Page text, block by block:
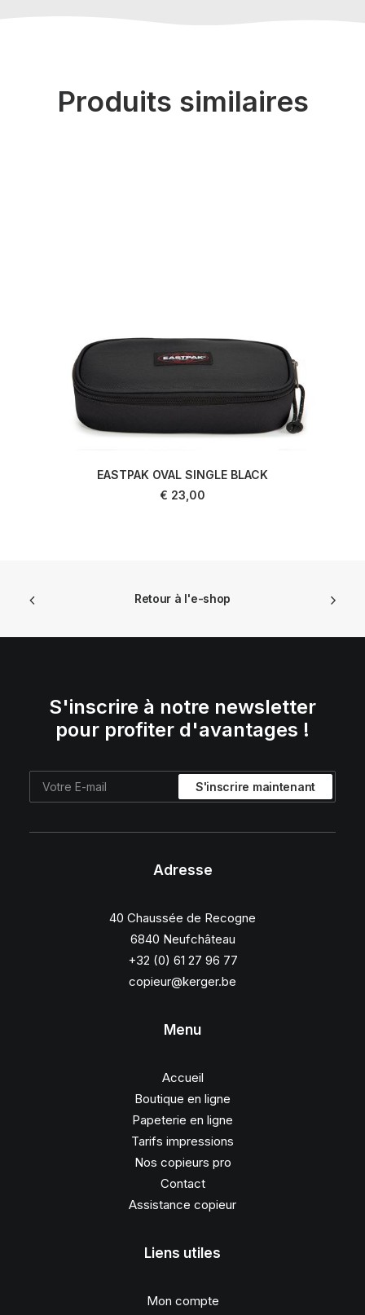
Produits similaires
EASTPAK OVAL SINGLE BLACK
€ 23,00
Retour à l'e-shop
S'inscrire à notre newsletter
pour profiter d'avantages !
Adresse
40 Chaussée de Recogne
6840 Neufchâteau
+32 (0) 61 27 96 77
copieur@kerger.be
Menu
Accueil
Boutique en ligne
Papeterie en ligne
Tarifs impressions
Nos copieurs pro
Contact
Assistance copieur
Liens utiles
Mon compte